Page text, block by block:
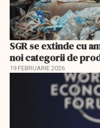
SGR se extinde cu
noi categorii de
19 FEBRUARIE 2026